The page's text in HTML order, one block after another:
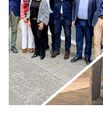
c
o
n